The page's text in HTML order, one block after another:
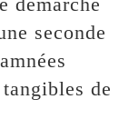
seconde
de